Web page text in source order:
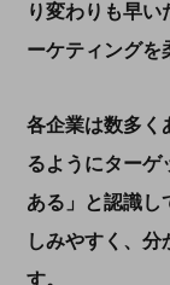
り変わりも早
ーケティングを
各企業は数多く
るようにターゲ
ある」と認識し
しみやすく、
す。